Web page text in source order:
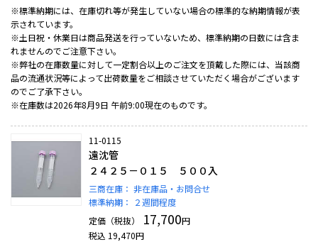
※標準納期には、在庫切れ等が発生していない場合の標準的な納期情報が表
示されています。
※土日祝・休業日は商品発送を行っていないため、標準納期の日数には含ま
れませんのでご注意下さい。
※弊社の在庫数量に対して一定割合以上のご注文を頂戴した際には、当該商
品の流通状況等によって出荷数量をご相談させていただく場合がございます
のでご了承下さい。
※在庫数は2026年8月9日 午前9:00現在のものです。
11-0115
遠沈管
２４２５－０１５ ５００入
三商在庫： 非在庫品・お問合せ
標準納期：
２週間程度
定価（税抜）
17,700円
税込 19,470円